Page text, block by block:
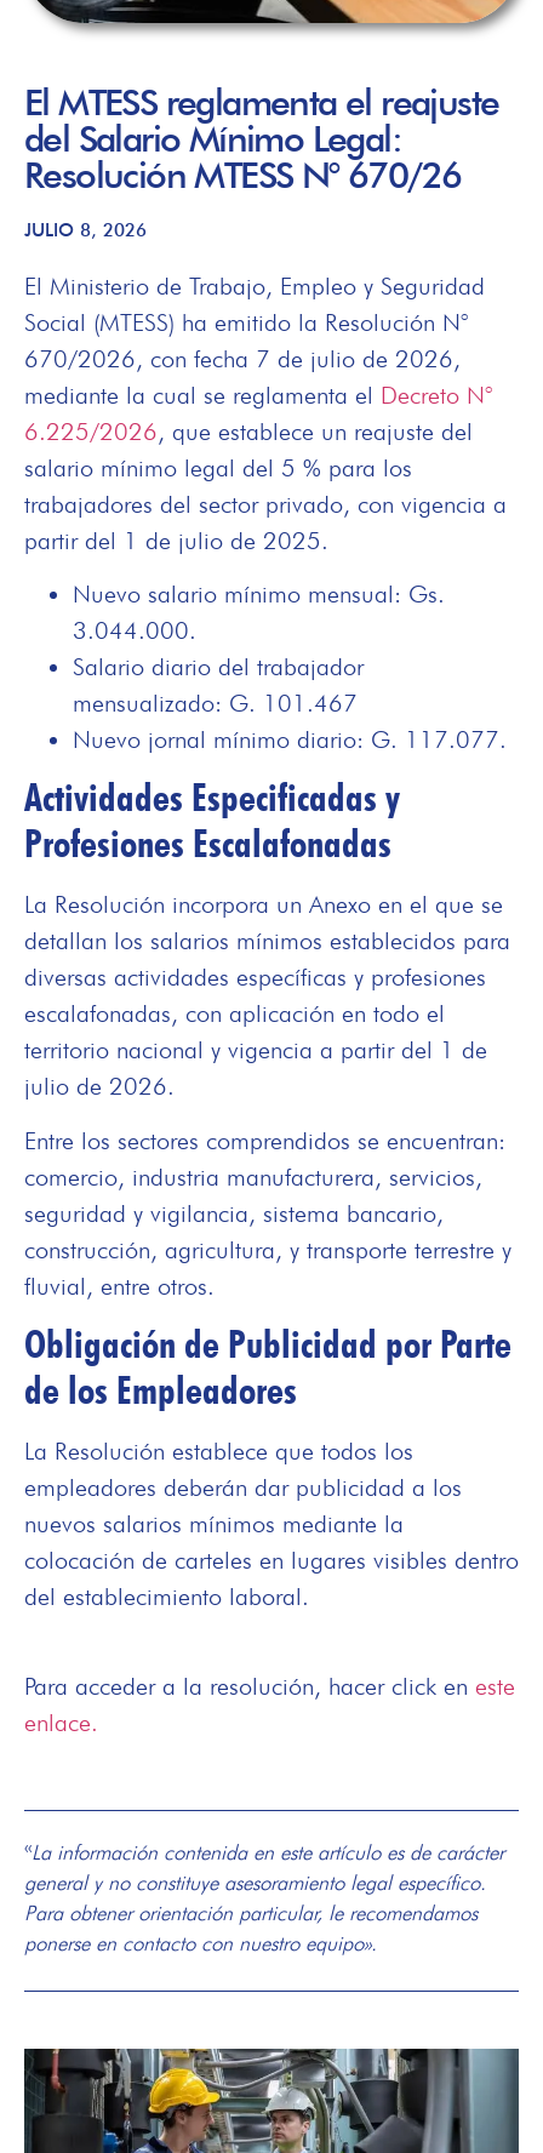
El MTESS reglamenta el reajuste
del Salario Mínimo Legal:
Resolución MTESS N° 670/26
JULIO 8, 2026
El Ministerio de Trabajo, Empleo y Seguridad
Social (MTESS) ha emitido la Resolución N°
670/2026, con fecha 7 de julio de 2026,
mediante la cual se reglamenta el Decreto N°
6.225/2026, que establece un reajuste del
salario mínimo legal del 5 % para los
trabajadores del sector privado, con vigencia a
partir del 1 de julio de 2025.
Nuevo salario mínimo mensual: Gs.
3.044.000.
Salario diario del trabajador
mensualizado: G. 101.467
Nuevo jornal mínimo diario: G. 117.077.
Actividades Especificadas y
Profesiones Escalafonadas
La Resolución incorpora un Anexo en el que se
detallan los salarios mínimos establecidos para
diversas actividades específicas y profesiones
escalafonadas, con aplicación en todo el
territorio nacional y vigencia a partir del 1 de
julio de 2026.
Entre los sectores comprendidos se encuentran:
comercio, industria manufacturera, servicios,
seguridad y vigilancia, sistema bancario,
construcción, agricultura, y transporte terrestre y
fluvial, entre otros.
Obligación de Publicidad por Parte
de los Empleadores
La Resolución establece que todos los
empleadores deberán dar publicidad a los
nuevos salarios mínimos mediante la
colocación de carteles en lugares visibles dentro
del establecimiento laboral.
Para acceder a la resolución, hacer click en este
enlace.
«La información contenida en este artículo es de carácter
general y no constituye asesoramiento legal específico.
Para obtener orientación particular, le recomendamos
ponerse en contacto con nuestro equipo».